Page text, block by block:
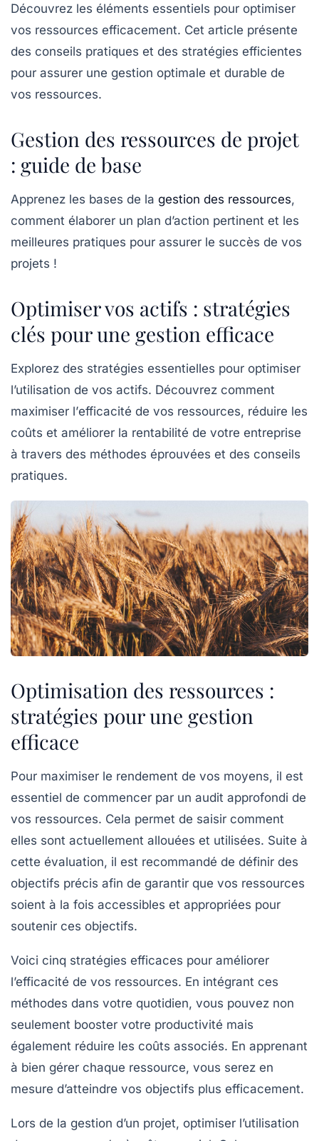
Découvrez les éléments essentiels pour optimiser
vos ressources efficacement. Cet article présente
des conseils pratiques et des stratégies efficientes
pour assurer une gestion optimale et durable de
vos ressources.
Gestion des ressources de projet
: guide de base
Apprenez les bases de la gestion des ressources,
comment élaborer un plan d’action pertinent et les
meilleures pratiques pour assurer le succès de vos
projets !
Optimiser vos actifs : stratégies
clés pour une gestion efficace
Explorez des stratégies essentielles pour optimiser
l’utilisation de vos actifs. Découvrez comment
maximiser l’efficacité de vos ressources, réduire les
coûts et améliorer la rentabilité de votre entreprise
à travers des méthodes éprouvées et des conseils
pratiques.
Optimisation des ressources :
stratégies pour une gestion
efficace
Pour maximiser le rendement de vos moyens, il est
essentiel de commencer par un audit approfondi de
vos ressources. Cela permet de saisir comment
elles sont actuellement allouées et utilisées. Suite à
cette évaluation, il est recommandé de définir des
objectifs précis afin de garantir que vos ressources
soient à la fois accessibles et appropriées pour
soutenir ces objectifs.
Voici cinq stratégies efficaces pour améliorer
l’efficacité de vos ressources. En intégrant ces
méthodes dans votre quotidien, vous pouvez non
seulement booster votre productivité mais
également réduire les coûts associés. En apprenant
à bien gérer chaque ressource, vous serez en
mesure d’atteindre vos objectifs plus efficacement.
Lors de la gestion d’un projet, optimiser l’utilisation